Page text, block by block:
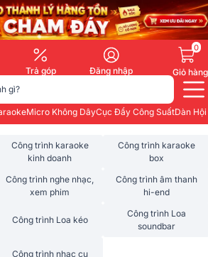
Trả góp Đăng nhập
0
Giỏ hàng
gì?
Micro Không DâyCục Đẩy Công SuấtDàn
Công trình karaoke
kinh doanh
Công trình karaoke
box
Công trình nghe nhạc,
xem phim
Công trình âm thanh
hi-end
Công trình Loa kéo
Công trình Loa
soundbar
Công trình nhạc cụ